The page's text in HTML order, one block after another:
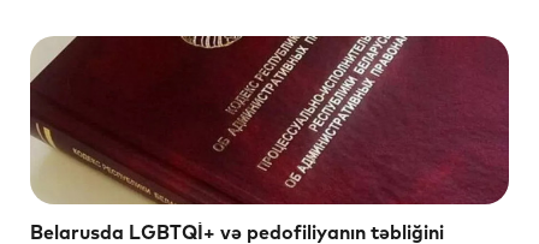
Belarusda LGBTQİ+ və pedofiliyanın təbliğini